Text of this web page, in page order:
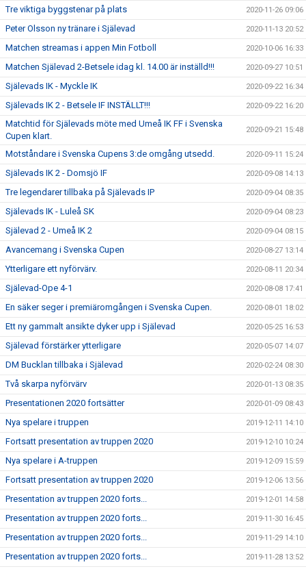
Tre viktiga byggstenar på plats 2020-11-26 09:06
Peter Olsson ny tränare i Själevad 2020-11-13 20:52
Matchen streamas i appen Min Fotboll 2020-10-06 16:33
Matchen Själevad 2-Betsele idag kl. 14.00 är inställd!!! 2020-09-27 10:51
Själevads IK - Myckle IK 2020-09-22 16:34
Själevads IK 2 - Betsele IF INSTÄLLT!!! 2020-09-22 16:20
Matchtid för Själevads möte med Umeå IK FF i Svenska
Cupen klart.
2020-09-21 15:48
Motståndare i Svenska Cupens 3:de omgång utsedd. 2020-09-11 15:24
Själevads IK 2 - Domsjö IF 2020-09-08 14:13
Tre legendarer tillbaka på Själevads IP 2020-09-04 08:35
Själevads IK - Luleå SK 2020-09-04 08:23
Själevad 2 - Umeå IK 2 2020-09-04 08:15
Avancemang i Svenska Cupen 2020-08-27 13:14
Ytterligare ett nyförvärv. 2020-08-11 20:34
Själevad-Ope 4-1 2020-08-08 17:41
En säker seger i premiäromgången i Svenska Cupen. 2020-08-01 18:02
Ett ny gammalt ansikte dyker upp i Själevad 2020-05-25 16:53
Själevad förstärker ytterligare 2020-05-07 14:07
DM Bucklan tillbaka i Själevad 2020-02-24 08:30
Två skarpa nyförvärv 2020-01-13 08:35
Presentationen 2020 fortsätter 2020-01-09 08:43
Nya spelare i truppen 2019-12-11 14:10
Fortsatt presentation av truppen 2020 2019-12-10 10:24
Nya spelare i A-truppen 2019-12-09 15:59
Fortsatt presentation av truppen 2020 2019-12-06 13:56
Presentation av truppen 2020 forts... 2019-12-01 14:58
Presentation av truppen 2020 forts... 2019-11-30 16:45
Presentation av truppen 2020 forts... 2019-11-29 14:10
Presentation av truppen 2020 forts... 2019-11-28 13:52